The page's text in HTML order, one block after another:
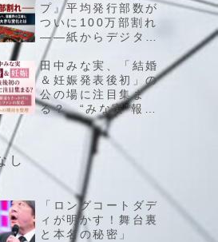
プ』平均発行部数が
ついに100万部割れ
――紙からデジタル
へ、漫画界の王者に
起きている大きな変
化とは
田中みな実、「結婚
＆妊娠発表後初」の
公の場に注目集ま
る？ “みな実”報道
をきっかけに広がっ
たファンの反応と今
後への期待を整理
し
「ロングコートダデ
ィが明かす！舞台裏
と本名の秘密」